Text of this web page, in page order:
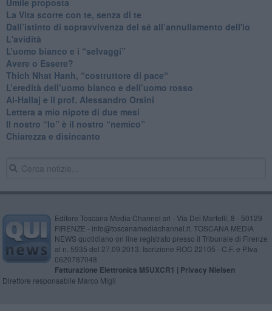
​La Vita scorre con te, senza di te
​Dall’istinto di sopravvivenza del sé all’annullamento dell'io
L'avidità
​L’uomo bianco e i “selvaggi”
​Avere o Essere?
​Thich Nhat Hanh, “costruttore di pace“
​L’eredità dell’uomo bianco e dell’uomo rosso
Al-Hallaj e il prof. Alessandro Orsini
​Lettera a mio nipote di due mesi
​Il nostro “Io” è il nostro “nemico”
​Chiarezza e disincanto
Editore Toscana Media Channel srl - Via Dei Martelli, 8 - 50129
FIRENZE - info@toscanamediachannel.it. TOSCANA MEDIA
NEWS quotidiano on line registrato presso il Tribunale di Firenze
al n. 5935 del 27.09.2013. Iscrizione ROC 22105 - C.F. e P.Iva
0620787048
Fatturazione Elettronica M5UXCR1 | Privacy Nielsen
Direttore responsabile Marco Migli